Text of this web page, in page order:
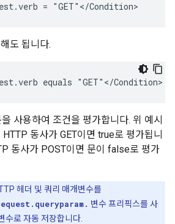
= "GET"</Condition>
도 됩니다.
equals "GET"</Condition>
사용하여 조건을 평가합니다. 위 예시
동사가 GET이면 true로 평가됩니
동사가 POST이면 문이 false로 평가
헤더 및 쿼리 매개변수를
변수 프리픽스를 사
수로 자동 저장합니다.